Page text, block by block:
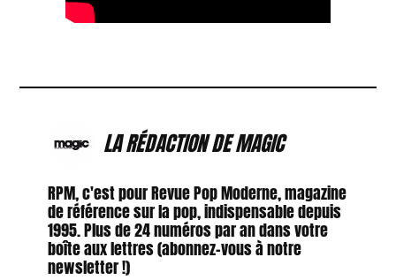
LA RÉDACTION DE MAGIC
RPM, c'est pour Revue Pop Moderne, magazine
de référence sur la pop, indispensable depuis
1995. Plus de 24 numéros par an dans votre
boîte aux lettres (abonnez-vous à notre
newsletter !)